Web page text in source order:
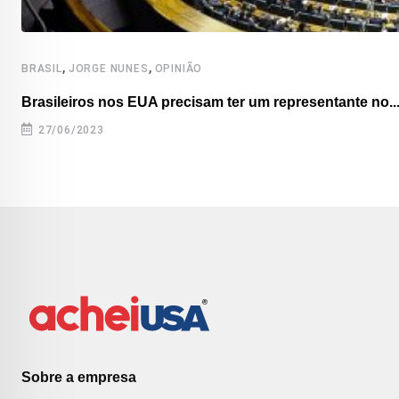
BRASIL, JORGE NUNES , OPINIÃO
Brasileiros nos EUA precisam ter um representante no...
27/06/2023
Sobre a empresa